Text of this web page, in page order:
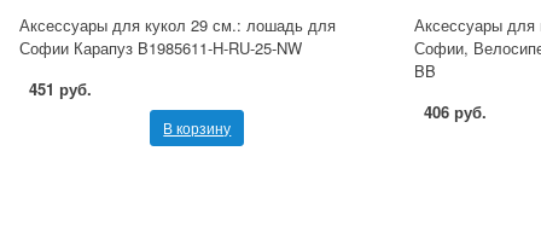
Аксессуары для кукол 29 см.: лошадь для
Софии Карапуз B1985611-H-RU-25-NW
451 руб.
В корзину
Аксессуары для
Софии,
BB
406 руб.